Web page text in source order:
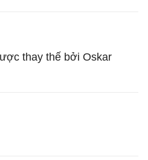
thay thế bởi Oskar